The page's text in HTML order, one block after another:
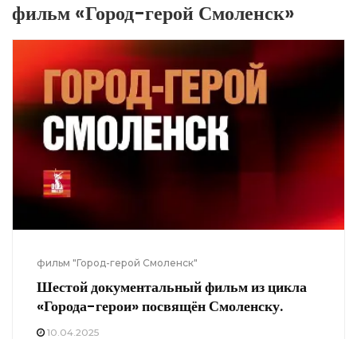
фильм «Город-герой Смоленск»
фильм "Город-герой Смоленск"
Шестой документальный фильм из цикла
«Города-герои» посвящён Смоленску.
10.04.2025